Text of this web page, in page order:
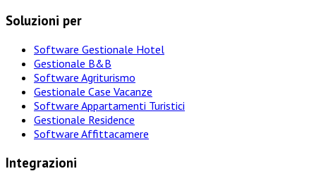
Soluzioni per
Software Gestionale Hotel
Gestionale B&B
Software Agriturismo
Gestionale Case Vacanze
Software Appartamenti Turistici
Gestionale Residence
Software Affittacamere
Integrazioni